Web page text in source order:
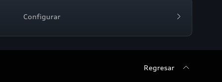
Configurar
Regresar